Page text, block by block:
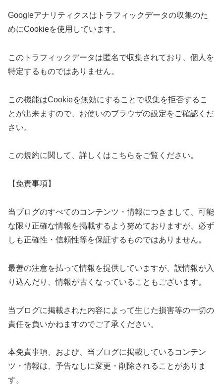
Googleアナリティクスはトラフィックデータの収集のた
めにCookieを使用しています。
このトラフィックデータは匿名で収集されており、個人を
特定するものではありません。
この機能はCookieを無効にすることで収集を拒否するこ
とが出来ますので、お使いのブラウザの設定をご確認くだ
さい。
この規約に関して、詳しくはこちらをご覧ください。
【免責事項】
当ブログのすべてのコンテンツ・情報につきまして、可能
な限り正確な情報を掲載するよう努めておりますが、必ず
しも正確性・信頼性等を保証するものではありません。
最善の注意を払って情報を提供していますが、誤情報が入
り込んだり、情報が古くなっていることもございます。
当ブログに掲載された内容によって生じた損害等の一切の
責任を負いかねますのでご了承ください。
本免責事項、および、当ブログに掲載しているコンテン
ツ・情報は、予告なしに変更・削除されることがありま
す。